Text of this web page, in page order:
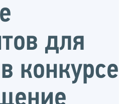
для
конкурсе